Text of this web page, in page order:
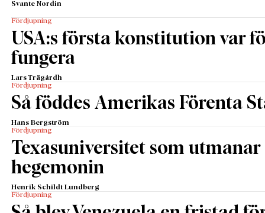
Svante Nordin
Fördjupning
USA:s första konstitution var
fungera
Lars Trägårdh
Fördjupning
Så föddes Amerikas Förenta
Hans Bergström
Fördjupning
Texasuniversitet som utmanar
hegemonin
Henrik Schildt Lundberg
Fördjupning